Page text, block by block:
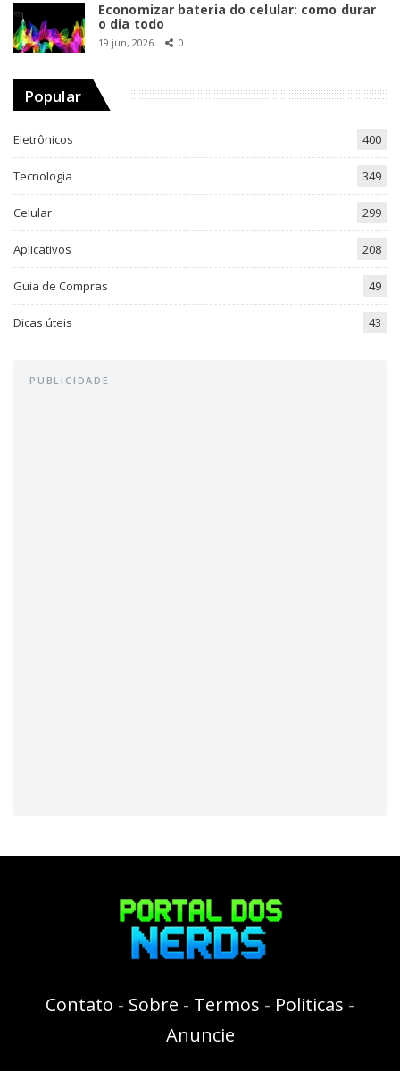
Economizar bateria do celular: como durar
o dia todo
19 jun, 2026 0
Popular
Eletrônicos 400
Tecnologia 349
Celular 299
Aplicativos 208
Guia de Compras 49
Dicas úteis 43
PUBLICIDADE
Contato - Sobre - Termos - Politicas -
Anuncie